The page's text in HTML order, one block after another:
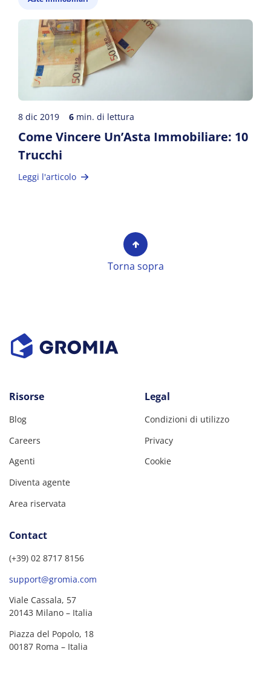
8 dic 2019 6 min. di lettura
Come Vincere Un’Asta Immobiliare: 10
Trucchi
Leggi l'articolo
Torna sopra
Risorse
Blog
Careers
Agenti
Diventa agente
Area riservata
Legal
Condizioni di utilizzo
Privacy
Cookie
Contact
(+39) 02 8717 8156
support@gromia.com
Viale Cassala, 57
20143 Milano – Italia
Piazza del Popolo, 18
00187 Roma – Italia